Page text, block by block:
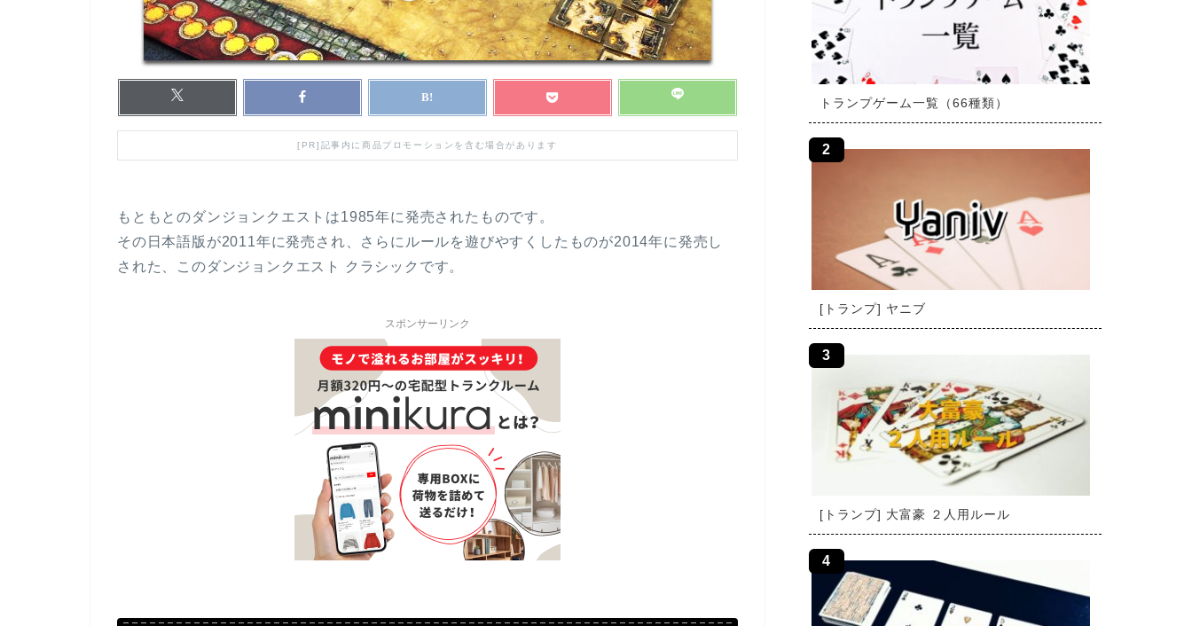
[PR]記事内に商品プロモーションを含む場合があります
もともとのダンジョンクエストは1985年に発売されたものです。
その日本語版が2011年に発売され、さらにルールを遊びやすくしたものが2014年に発売し
された、このダンジョンクエスト クラシックです。
スポンサーリンク
トランプゲーム一覧（66種類）
[トランプ] ヤニブ
[トランプ] 大富豪 ２人用ルール